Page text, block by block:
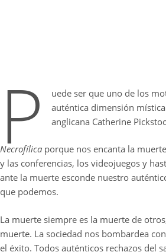
P
uede ser que uno de los
auténtica dimensión
anglicana Catherine
Necrofílica porque nos encanta la
y las conferencias, los videojuegos y
ante la muerte esconde nuestro
que podemos.
La muerte siempre es la muerte de
muerte. La sociedad nos bombardea
el éxito. Todos auténticos rechazos del